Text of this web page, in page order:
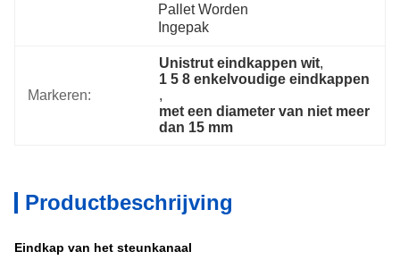
Pallet Worden
Ingepak
Markeren:
Unistrut eindkappen wit,
1 5 8 enkelvoudige eindkappen
,
met een diameter van niet meer
dan 15 mm
Productbeschrijving
Eindkap van het steunkanaal